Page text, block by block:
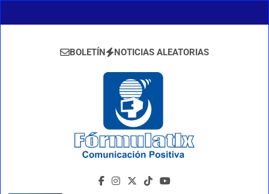
BOLETÍN NOTICIAS ALEATORIAS
FormulaTlx
Comunicación Positiva